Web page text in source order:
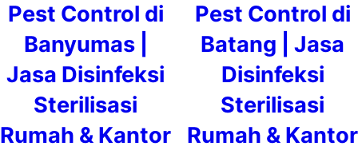
Pest Control di
Banyumas |
Jasa Disinfeksi
Sterilisasi
Rumah & Kantor
Pest Control di
Batang | Jasa
Disinfeksi
Sterilisasi
Rumah & Kantor